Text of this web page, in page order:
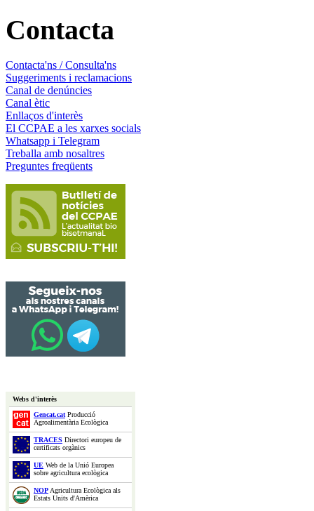
Contacta
Contacta'ns / Consulta'ns
Suggeriments i reclamacions
Canal de denúncies
Canal ètic
Enllaços d'interès
El CCPAE a les xarxes socials
Whatsapp i Telegram
Treballa amb nosaltres
Preguntes freqüents
Webs d'interès
Gencat.catProducció
Agroalimentària Ecològica
TRACES Directori europeu de
certificats orgànics
UE Web de la Unió Europea
sobre agricultura ecològica
NOPAgricultura Ecològica als
Estats Units d'Amèrica